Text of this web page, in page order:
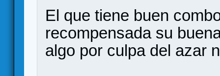
El que tiene buen
recompensada su
algo por culpa del azar